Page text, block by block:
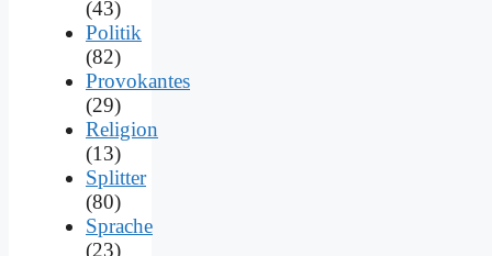
(43)
Politik
(82)
Provokantes
(29)
Religion
(13)
Splitter
(80)
Sprache
(23)